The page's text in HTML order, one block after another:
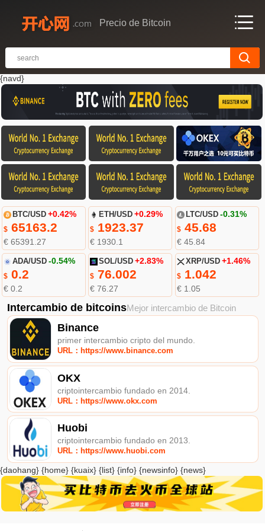
Precio de Bitcoin
{navd}
BTC/USD +0.42%
$65163.2
€ 65391.27
ETH/USD +0.29%
$ 1923.37
€ 1930.1
LTC/USD -0.31%
$45.68
€ 45.84
ADA/USD -0.54%
$0.2
€ 0.2
SOL/USD +2.83%
$ 76.002
€ 76.27
XRP/USD +1.46%
$1.042
€ 1.05
Intercambio de bitcoinsMejor intercambio de Bitcoin
Binance
primer intercambio cripto del mundo.
URL：https://www.binance.com
OKX
criptointercambio fundado en 2014.
URL：https://www.okx.com
Huobi
criptointercambio fundado en 2013.
URL：https://www.huobi.com
{daohang} {home} {kuaix} {list} {info} {newsinfo} {news}